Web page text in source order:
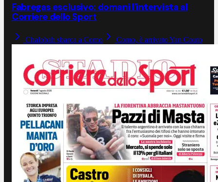
Fabregas esclusivo: domani l'intervista al
Corriere dello Sport
Chalobah sbarca a Como Como, è arrivato Yan Couto